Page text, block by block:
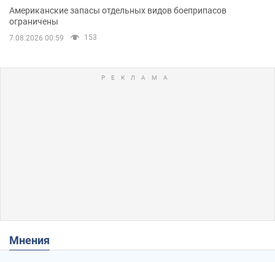
Американские запасы отдельных видов боеприпасов
ограничены
7.08.2026 00:59 153
Мнения